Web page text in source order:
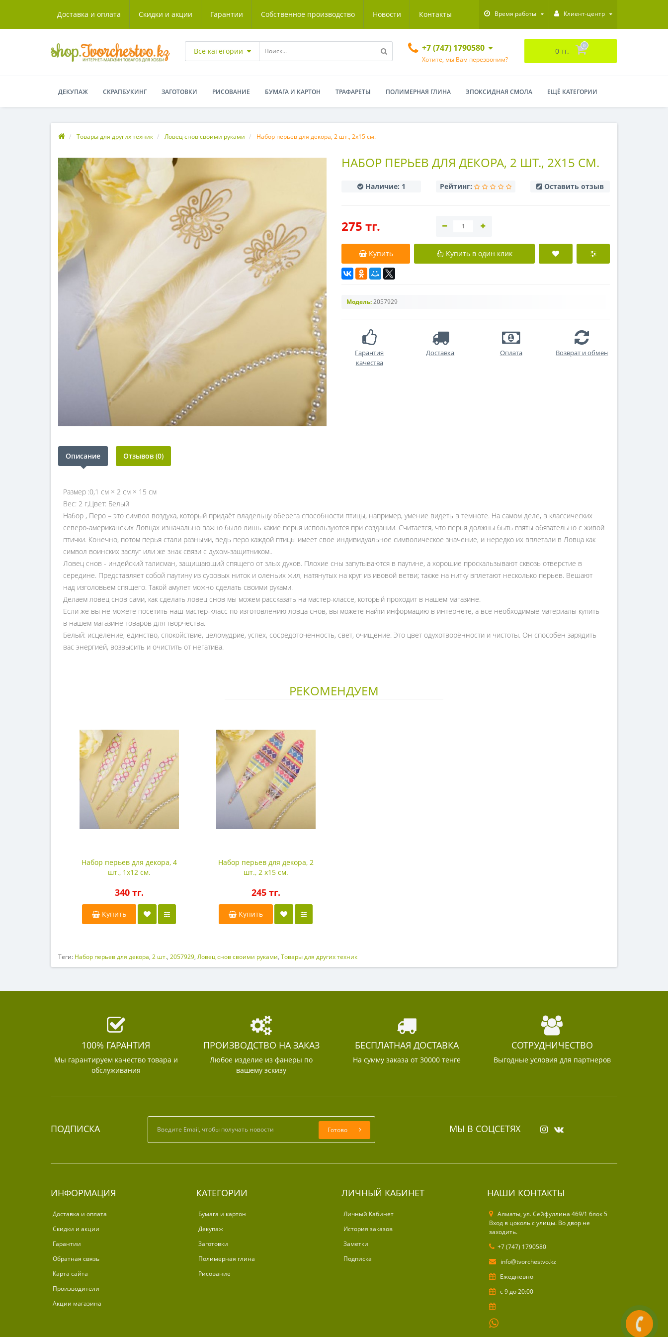
Доставка и оплата Скидки и акции Гарантии Собственное производство Новости Контакты Время работы Клиент-центр
Все категории +7 (747) 1790580
Хотите, мы Вам перезвоним?
0 тг.
0
ДЕКУПАЖ СКРАПБУКИНГ ЗАГОТОВКИ РИСОВАНИЕ БУМАГА И КАРТОН ТРАФАРЕТЫ ПОЛИМЕРНАЯ ГЛИНА ЭПОКСИДНАЯ СМОЛА ЕЩЁ КАТЕГОРИИ
Товары для других техник Ловец снов своими руками Набор перьев для декора, 2 шт., 2х15 см.
НАБОР ПЕРЬЕВ ДЛЯ ДЕКОРА, 2 ШТ., 2Х15 СМ.
Наличие: 1 Рейтинг: Оставить отзыв
275 тг.
Купить Купить в один клик
Модель:2057929
Гарантия
качества
Доставка Оплата Возврат и обмен
Описание Отзывов (0)
Размер :0,1 см × 2 см × 15 см
Вес: 2 г,Цвет: Белый
Набор , Перо – это символ воздуха, который придаёт владельцу оберега способности птицы, например, умение видеть в темноте. На самом деле, в классических
северо-американских Ловцах изначально важно было лишь какие перья используются при создании. Считается, что перья должны быть взяты обязательно с живой
птички. Конечно, потом перья стали разными, ведь перо каждой птицы имеет свое индивидуальное символическое значение, и нередко их вплетали в Ловца как
символ воинских заслуг или же знак связи с духом-защитником..
Ловец снов - индейский талисман, защищающий спящего от злых духов. Плохие сны запутываются в паутине, а хорошие проскальзывают сквозь отверстие в
середине. Представляет собой паутину из суровых ниток и оленьих жил, натянутых на круг из ивовой ветви; также на нитку вплетают несколько перьев. Вешают
над изголовьем спящего. Такой амулет можно сделать своими руками.
Делаем ловец снов сами, как сделать ловец снов мы можем рассказать на мастер-классе, который проходит в нашем магазине.
Если же вы не можете посетить наш мастер-класс по изготовлению ловца снов, вы можете найти информацию в интернете, а все необходимые материалы купить
в нашем магазине товаров для творчества.
Белый: исцеление, единство, спокойствие, целомудрие, успех, сосредоточенность, свет, очищение. Это цвет одухотворённости и чистоты. Он способен зарядить
вас энергией, возвысить и очистить от негатива.
РЕКОМЕНДУЕМ
Набор перьев для декора, 4
шт., 1х12 см.
340 тг.
Купить
Набор перьев для декора, 2
шт., 2 х15 см.
245 тг.
Купить
Теги: Набор перьев для декора, 2 шт., 2057929, Ловец снов своими руками, Товары для других техник
100% ГАРАНТИЯ
Мы гарантируем качество товара и
обслуживания
ПРОИЗВОДСТВО НА ЗАКАЗ
Любое изделие из фанеры по
вашему эскизу
БЕСПЛАТНАЯ ДОСТАВКА
На сумму заказа от 30000 тенге
СОТРУДНИЧЕСТВО
Выгодные условия для партнеров
ПОДПИСКА Готово МЫ В СОЦСЕТЯХ
ИНФОРМАЦИЯ
Доставка и оплата
Скидки и акции
Гарантии
Обратная связь
Карта сайта
Производители
Акции магазина
КАТЕГОРИИ
Бумага и картон
Декупаж
Заготовки
Полимерная глина
Рисование
ЛИЧНЫЙ КАБИНЕТ
Личный Кабинет
История заказов
Заметки
Подписка
НАШИ КОНТАКТЫ
Алматы, ул. Cейфуллина 469/1 блок 5
Вход в цоколь с улицы. Во двор не
заходить.
+7 (747) 1790580
info@tvorchestvo.kz
Ежедневно
с 9 до 20:00